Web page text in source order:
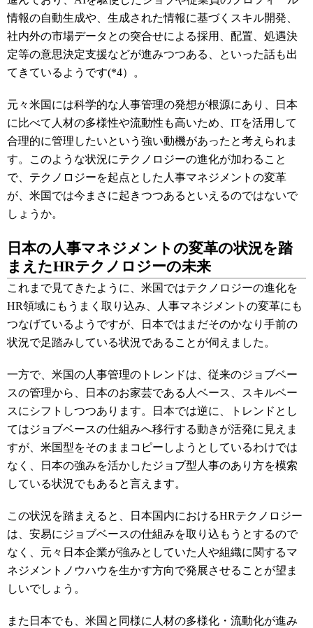
情報の自動生成や、生成された情報に基づくスキル開発、
社内外の市場データとの突合せによる採用、配置、処遇決
定等の意思決定支援などが進みつつある、といった話も出
てきているようです(*4）。
元々米国には科学的な人事管理の発想が根源にあり、日本
に比べて人材の多様性や流動性も高いため、ITを活用して
合理的に管理したいという強い動機があったと考えられま
す。このような状況にテクノロジーの進化が加わること
で、テクノロジーを起点とした人事マネジメントの変革
が、米国では今まさに起きつつあるといえるのではないで
しょうか。
日本の人事マネジメントの変革の状況を踏
まえたHRテクノロジーの未来
これまで見てきたように、米国ではテクノロジーの進化を
HR領域にもうまく取り込み、人事マネジメントの変革にも
つなげているようですが、日本ではまだそのかなり手前の
状況で足踏みしている状況であることが伺えました。
一方で、米国の人事管理のトレンドは、従来のジョブベー
スの管理から、日本のお家芸である人ベース、スキルベー
スにシフトしつつあります。日本では逆に、トレンドとし
てはジョブベースの仕組みへ移行する動きが活発に見えま
すが、米国型をそのままコピーしようとしているわけでは
なく、日本の強みを活かしたジョブ型人事のあり方を模索
している状況でもあると言えます。
この状況を踏まえると、日本国内におけるHRテクノロジー
は、安易にジョブベースの仕組みを取り込もうとするので
なく、元々日本企業が強みとしていた人や組織に関するマ
ネジメントノウハウを生かす方向で発展させることが望ま
しいでしょう。
また日本でも、米国と同様に人材の多様化・流動化が進み